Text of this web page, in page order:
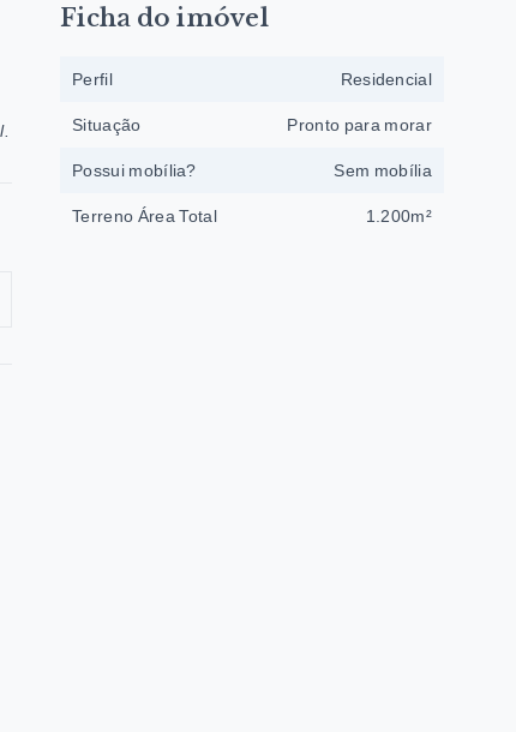
Ficha do imóvel
Perfil Residencial
Situação Pronto para morar
Possui mobília? Sem mobília
Terreno Área Total 1.200m²